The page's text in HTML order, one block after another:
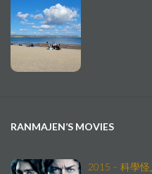
RANMAJEN’S MOVIES
2015 – 科學